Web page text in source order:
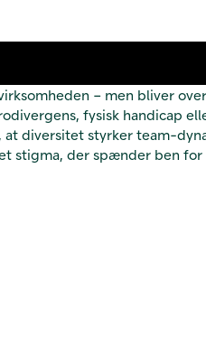
– men bliver
fysisk handicap
at diversitet styrker team-
stigma, der spænder ben for